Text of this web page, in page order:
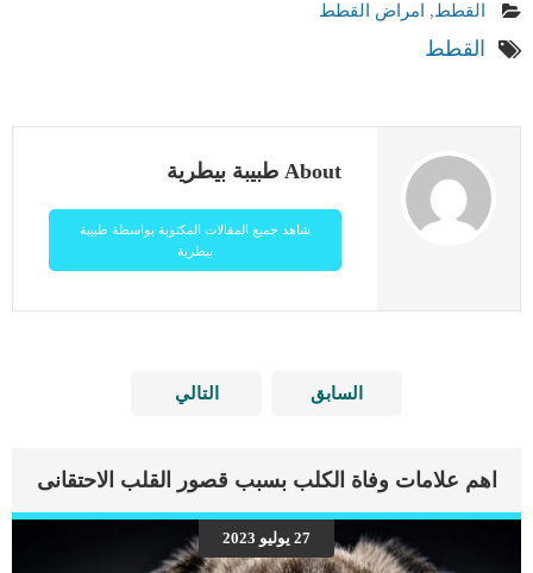
القطط, امراض القطط
القطط
About طبيبة بيطرية
شاهد جميع المقالات المكتوبة بواسطة طبيبة
بيطرية
السابق التالي
اهم علامات وفاة الكلب بسبب قصور القلب الاحتقانى
27 يوليو 2023